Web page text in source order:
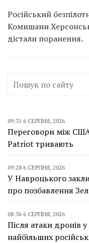
Російський
Комишани
дістали поранення.
09:31 6 СЕРПНЯ, 2026
Переговори між
Patriot тривають
09:28 6 СЕРПНЯ, 2026
У Навроцького
про позбавлення
08:56 6 СЕРПНЯ, 2026
Після атаки дронів
найбільших